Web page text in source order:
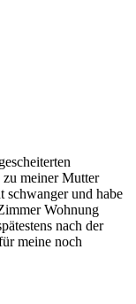
zu meiner Mutter
und habe
Wohnung
nach der
meine noch